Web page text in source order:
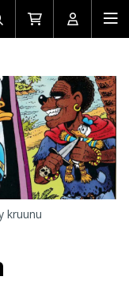
sulje
Siirry
ostoskoriin
Avaa/
kruunu